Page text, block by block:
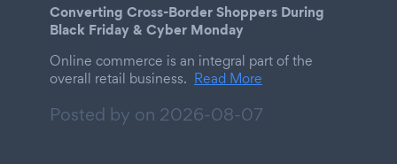
Converting Cross-Border Shoppers During
Black Friday & Cyber Monday
Online commerce is an integral part of the
overall retail business. Read More
Posted by on 2026-08-07